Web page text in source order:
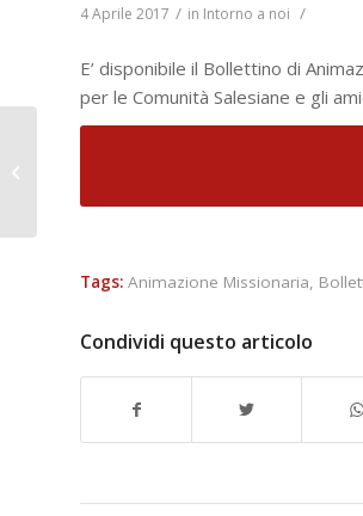
4 Aprile 2017 / in Intorno a noi /
E’ disponibile il Bollettino di
per le Comunità Salesiane e gli
Tags: Animazione Missionaria,
Condividi questo articolo
Mariano di Torin...